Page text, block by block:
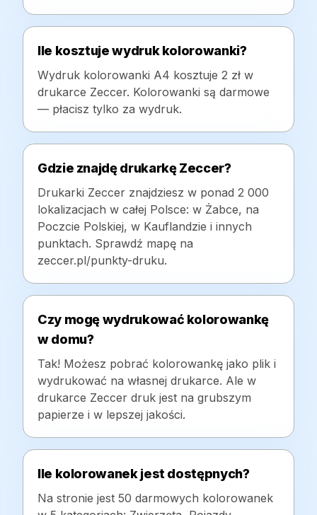
Ile kosztuje wydruk kolorowanki?
Wydruk kolorowanki A4 kosztuje 2 zł w
drukarce Zeccer. Kolorowanki są darmowe
— płacisz tylko za wydruk.
Gdzie znajdę drukarkę Zeccer?
Drukarki Zeccer znajdziesz w ponad 2 000
lokalizacjach w całej Polsce: w Żabce, na
Poczcie Polskiej, w Kauflandzie i innych
punktach. Sprawdź mapę na
zeccer.pl/punkty-druku.
Czy mogę wydrukować kolorowankę
w domu?
Tak! Możesz pobrać kolorowankę jako plik i
wydrukować na własnej drukarce. Ale w
drukarce Zeccer druk jest na grubszym
papierze i w lepszej jakości.
Ile kolorowanek jest dostępnych?
Na stronie jest 50 darmowych kolorowanek